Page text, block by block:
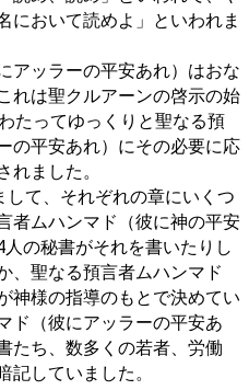
において読めよ」といわれま
アッラーの平安あれ）はおな
れは聖クルアーンの啓示の始
たってゆっくりと聖なる預
の平安あれ）にその必要に応
ました。
て、それぞれの章にいくつ
者ムハンマド（彼に神の平安
の秘書がそれを書いたりし
、聖なる預言者ムハンマド
神様の指導のもとで決めてい
ド（彼にアッラーの平安あ
たち、数多くの若者、労働
していました。